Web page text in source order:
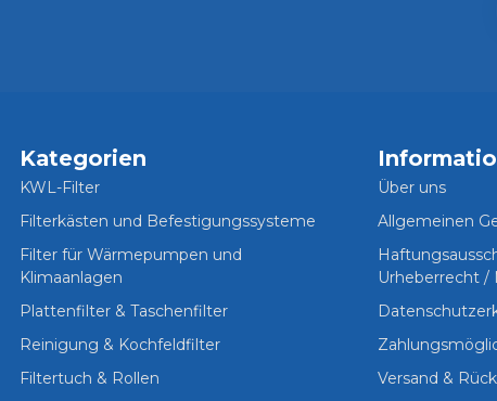
Kategorien
KWL-Filter
Filterkästen und Befestigungssysteme
Filter für Wärmepumpen und
Klimaanlagen
Plattenfilter & Taschenfilter
Reinigung & Kochfeldfilter
Filtertuch & Rollen
Über uns
Allgemeinen
Urheberrecht /
Versand &